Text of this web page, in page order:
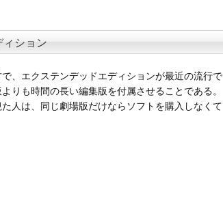
ィション
、エクステンデッドエディションが最近の流行で
りも時間の長い編集版を付属させることである。
人は、同じ劇場版だけならソフトを購入しなくて